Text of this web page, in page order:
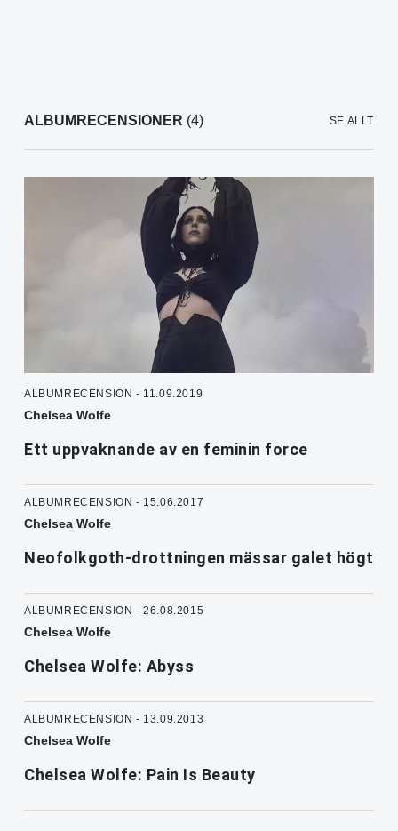
ALBUMRECENSIONER (4) SE ALLT
ALBUMRECENSION - 11.09.2019
Chelsea Wolfe
Ett uppvaknande av en feminin force
ALBUMRECENSION - 15.06.2017
Chelsea Wolfe
Neofolkgoth-drottningen mässar galet högt
ALBUMRECENSION - 26.08.2015
Chelsea Wolfe
Chelsea Wolfe: Abyss
ALBUMRECENSION - 13.09.2013
Chelsea Wolfe
Chelsea Wolfe: Pain Is Beauty